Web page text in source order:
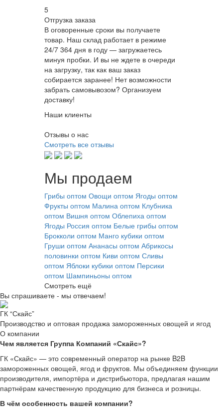
5
Отгрузка заказа
В оговоренные сроки вы получаете
товар. Наш склад работает в режиме
24/7 364 дня в году — загружаетесь
минуя пробки. И вы не ждете в очереди
на загрузку, так как ваш заказ
собирается заранее! Нет возможности
забрать самовывозом? Организуем
доставку!
Наши клиенты
Отзывы о нас
Смотреть все отзывы
Мы продаем
Грибы оптом Овощи оптом Ягоды оптом
Фрукты оптом Малина оптом Клубника
оптом Вишня оптом Облепиха оптом
Ягоды Россия оптом Белые грибы оптом
Брокколи оптом Манго кубики оптом
Груши оптом Ананасы оптом Абрикосы
половинки оптом Киви оптом Сливы
оптом Яблоки кубики оптом Персики
оптом Шампиньоны оптом
Смотреть ещё
Вы спрашиваете - мы отвечаем!
ГК “Скайс”
Производство и оптовая продажа замороженных овощей и ягод
О компании
Чем является Группа Компаний «Скайс»?
ГК «Скайс» — это современный оператор на рынке B2B
замороженных овощей, ягод и фруктов. Мы объединяем функции
производителя, импортёра и дистрибьютора, предлагая нашим
партнёрам качественную продукцию для бизнеса и розницы.
В чём особенность вашей компании?